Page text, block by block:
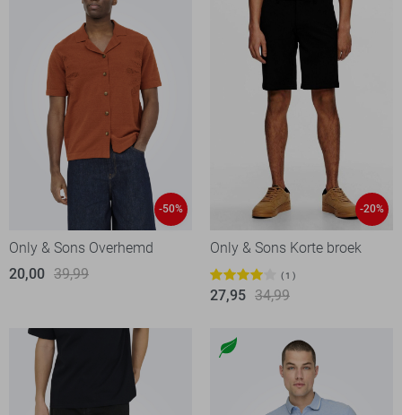
-50%
Only & Sons Overhemd
20,00 39,99
-20%
Only & Sons Korte broek
1
27,95 34,99